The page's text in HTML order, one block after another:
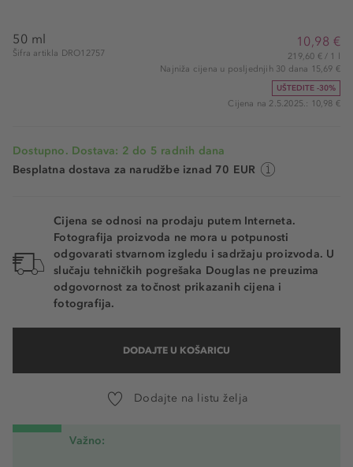
50 ml
Šifra artikla DRO12757
10,98 €
219,60 € / 1 l
Najniža cijena u posljednjih 30 dana 15,69 €
UŠTEDITE -30%
Cijena na 2.5.2025.: 10,98 €
Dostupno. Dostava: 2 do 5 radnih dana
Besplatna dostava za narudžbe iznad 70 EUR
Cijena se odnosi na prodaju putem Interneta.
Fotografija proizvoda ne mora u potpunosti
odgovarati stvarnom izgledu i sadržaju proizvoda. U
slučaju tehničkih pogrešaka Douglas ne preuzima
odgovornost za točnost prikazanih cijena i
fotografija.
DODAJTE U KOŠARICU
Dodajte na listu želja
Važno: